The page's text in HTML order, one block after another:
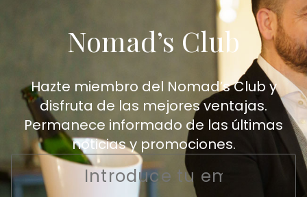
Nomad’s Club
Hazte miembro del Nomad’s Club y
disfruta de las mejores ventajas.
Permanece informado de las últimas
noticias y promociones.
Email
*